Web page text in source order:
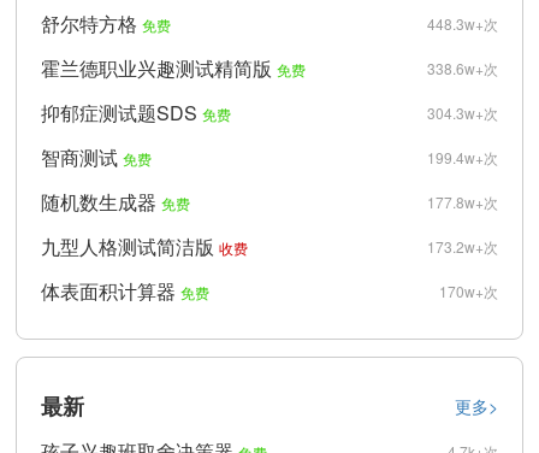
448.3w+次
舒尔特方格 免费
338.6w+次
霍兰德职业兴趣测试精简版 免费
304.3w+次
抑郁症测试题SDS 免费
199.4w+次
智商测试 免费
177.8w+次
随机数生成器 免费
173.2w+次
九型人格测试简洁版 收费
170w+次
体表面积计算器 免费
更多>
最新